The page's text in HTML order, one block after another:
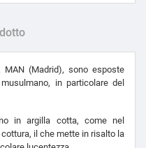
MAN (Madrid), sono esposte
in particolare del
in argilla cotta, come nel
il che mette in risalto la